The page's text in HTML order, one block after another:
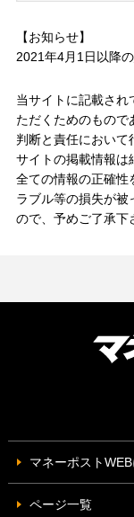
【お知らせ】
2021年4月1日以降の
当サイトに記載さ
ただくためのもの
判断と責任において
サイトの掲載情報は
全ての情報の正確性
ラブル等の損失が被
ので、予めご了承下
マネーポスト
ページ一覧